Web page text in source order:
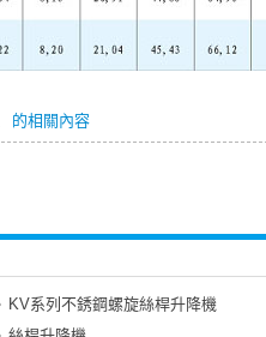
的相關內容
KV系列不銹鋼螺旋絲桿升降機